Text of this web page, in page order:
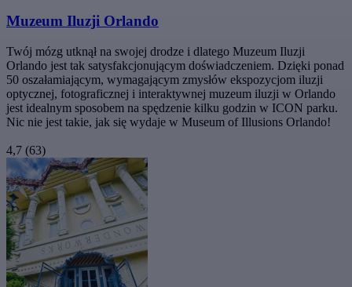
Muzeum Iluzji Orlando
Twój mózg utknął na swojej drodze i dlatego Muzeum Iluzji
Orlando jest tak satysfakcjonującym doświadczeniem. Dzięki ponad
50 oszałamiającym, wymagającym zmysłów ekspozycjom iluzji
optycznej, fotograficznej i interaktywnej muzeum iluzji w Orlando
jest idealnym sposobem na spędzenie kilku godzin w ICON parku.
Nic nie jest takie, jak się wydaje w Museum of Illusions Orlando!
4,7 (63)